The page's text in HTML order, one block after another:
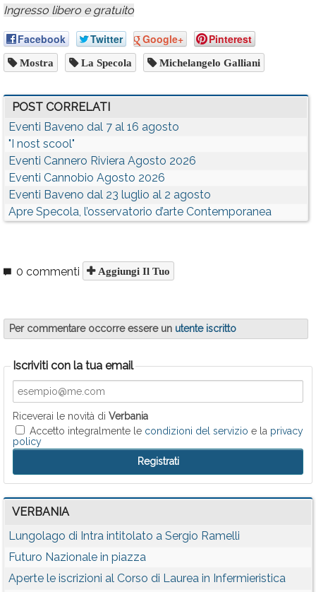
Ingresso libero e gratuito
Facebook Twitter Google+ Pinterest
Mostra La Specola Michelangelo Galliani
POST CORRELATI
Eventi Baveno dal 7 al 16 agosto
"I nost scool"
Eventi Cannero Riviera Agosto 2026
Eventi Cannobio Agosto 2026
Eventi Baveno dal 23 luglio al 2 agosto
Apre Specola, l’osservatorio d’arte Contemporanea
0 commenti Aggiungi Il Tuo
Per commentare occorre essere un utente iscritto
Iscriviti con la tua email
Riceverai le novità di Verbania
Accetto integralmente le condizioni del servizio e la privacy
policy
VERBANIA
Lungolago di Intra intitolato a Sergio Ramelli
Futuro Nazionale in piazza
Aperte le iscrizioni al Corso di Laurea in Infermieristica